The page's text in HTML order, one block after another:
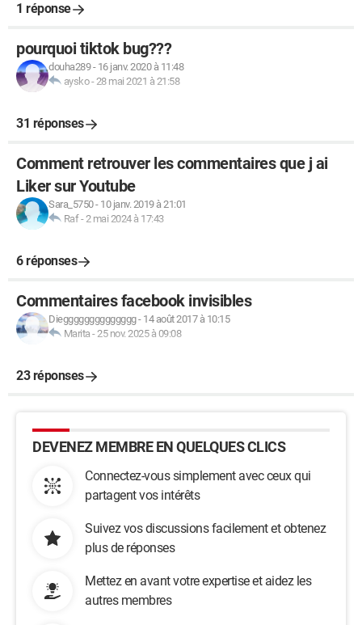
1 réponse
pourquoi tiktok bug???
douha289- 16 janv. 2020 à 11:48
aysko-28 mai 2021 à 21:58
31 réponses
Comment retrouver les commentaires que j ai
Liker sur Youtube
Sara_5750- 10 janv. 2019 à 21:01
Raf-2 mai 2024 à 17:43
6 réponses
Commentaires facebook invisibles
Diegggggggggggggg- 14 août 2017 à 10:15
Marita -25 nov. 2025 à 09:08
23 réponses
DEVENEZ MEMBRE EN QUELQUES CLICS
Connectez-vous simplement avec ceux qui
partagent vos intérêts
Suivez vos discussions facilement et obtenez
plus de réponses
Mettez en avant votre expertise et aidez les
autres membres